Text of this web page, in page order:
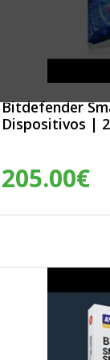
Bitdefender
Dispositivos |
205.00€